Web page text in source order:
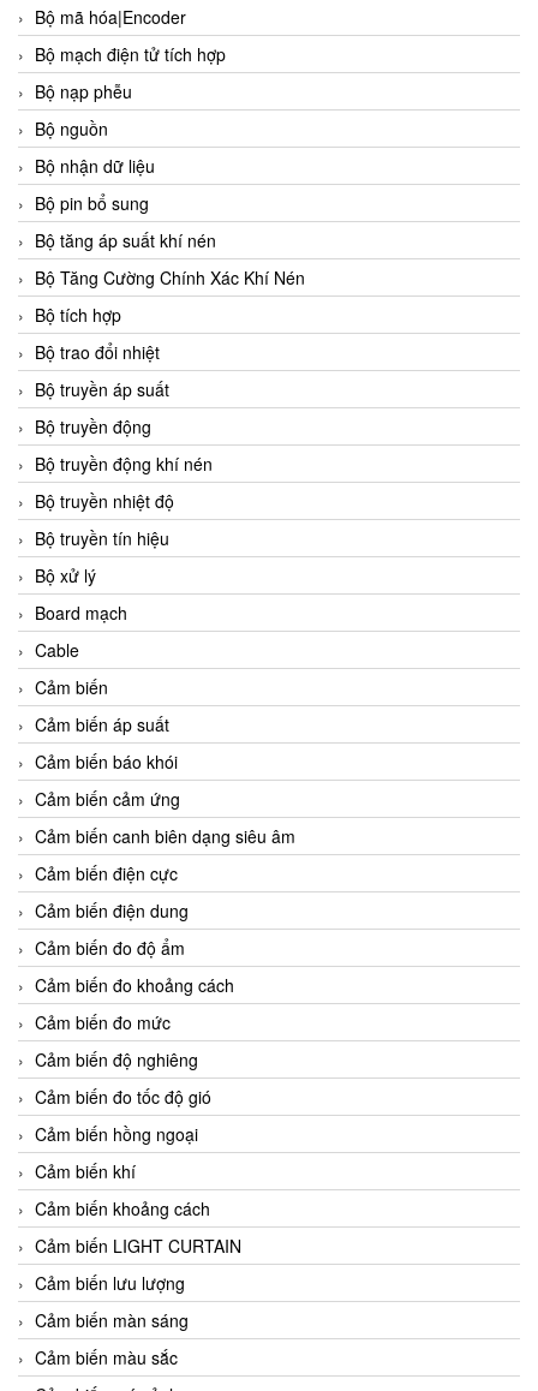
Bộ mã hóa|Encoder
Bộ mạch điện tử tích hợp
Bộ nạp phễu
Bộ nguồn
Bộ nhận dữ liệu
Bộ pin bổ sung
Bộ tăng áp suất khí nén
Bộ Tăng Cường Chính Xác Khí Nén
Bộ tích hợp
Bộ trao đổi nhiệt
Bộ truyền áp suất
Bộ truyền động
Bộ truyền động khí nén
Bộ truyền nhiệt độ
Bộ truyền tín hiệu
Bộ xử lý
Board mạch
Cable
Cảm biến
Cảm biến áp suất
Cảm biến báo khói
Cảm biến cảm ứng
Cảm biến canh biên dạng siêu âm
Cảm biến điện cực
Cảm biến điện dung
Cảm biến đo độ ẩm
Cảm biến đo khoảng cách
Cảm biến đo mức
Cảm biến độ nghiêng
Cảm biến đo tốc độ gió
Cảm biến hồng ngoại
Cảm biến khí
Cảm biến khoảng cách
Cảm biến LIGHT CURTAIN
Cảm biến lưu lượng
Cảm biến màn sáng
Cảm biến màu sắc